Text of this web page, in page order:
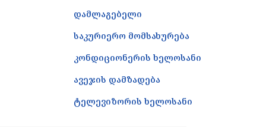
დამლაგებელი
საკურიერო მომსახურება
კონდიციონერის ხელოსანი
ავეჯის დამზადება
ტელევიზორის ხელოსანი